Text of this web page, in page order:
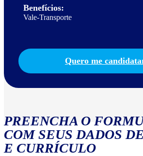
Benefícios:
Vale-Transporte
Quero me
PREENCHA O
COM SEUS DADOS
E CURRÍCULO